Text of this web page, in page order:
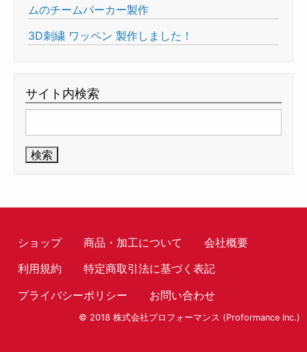
ムのチームパーカー製作
3D刺繍 ワッペン 製作しました！
サイト内検索
索:
ショップ 商品・加工について
会社概要
利用規約
特定商取引法に基づく表記
プライバシーポリシー
お問い合わせ
© 2018 株式会社プロフォーマンス (Proformance Inc.)